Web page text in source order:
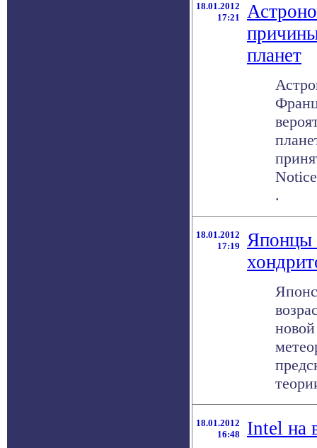
18.01.2012
17:21
планет
.
18.01.2012
17:19
Японцы
18.01.2012
16:48
Intel на